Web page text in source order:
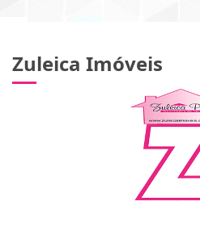
Zuleica Imóveis